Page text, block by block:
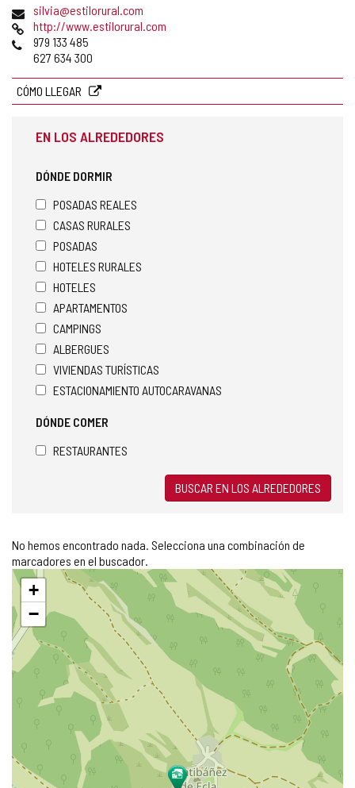
Dirección
de
correo
electrónico
silvia@estilorural.com
Página
Web
http://www.estilorural.com
Teléfonos
979 133 485
627 634 300
CÓMO LLEGAR
EN LOS ALREDEDORES
DÓNDE DORMIR
POSADAS REALES
CASAS RURALES
POSADAS
HOTELES RURALES
HOTELES
APARTAMENTOS
CAMPINGS
ALBERGUES
VIVIENDAS TURÍSTICAS
ESTACIONAMIENTO AUTOCARAVANAS
DÓNDE COMER
RESTAURANTES
BUSCAR EN LOS ALREDEDORES
No hemos encontrado nada. Selecciona una combinación de
marcadores en el buscador.
Saltar
mapa
+
−